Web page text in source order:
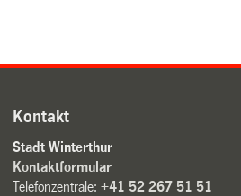
Kontakt
Stadt Winterthur
Kontaktformular
Telefonzentrale:+41 52 267 51 51